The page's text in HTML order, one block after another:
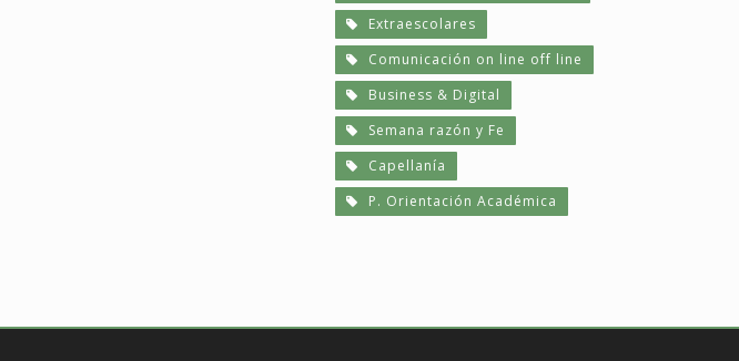
Extraescolares
Comunicación on line off line
Business & Digital
Semana razón y Fe
Capellanía
P. Orientación Académica